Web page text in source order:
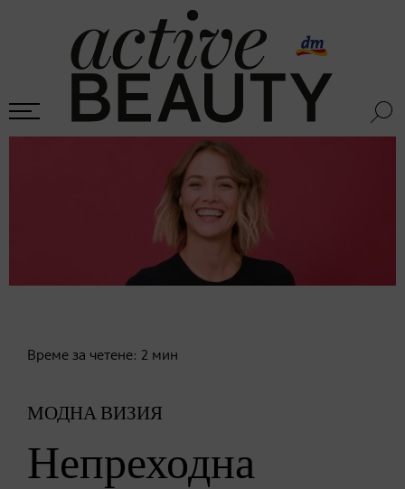
Време за четене: 2 мин
МОДНА ВИЗИЯ
Непреходна